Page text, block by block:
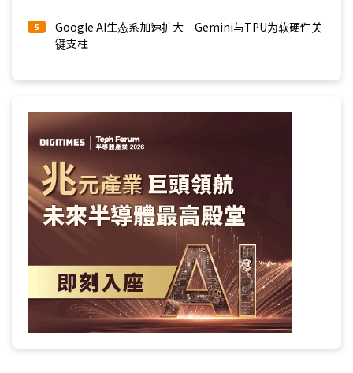
5
Google AI生态系加速扩大 Gemini与TPU为软硬件关
键支柱